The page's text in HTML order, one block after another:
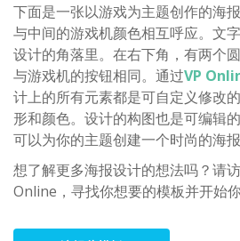
下面是一张以游戏为主题创作的海
与中间的游戏机颜色相互呼应。文
设计的角落里。在右下角，有两个
与游戏机的按钮相同。通过VP
计上的所有元素都是可自定义修改
形和颜色。设计的构图也是可编辑
可以为你的主题创建一个时尚的海报
想了解更多海报设计的想法吗？请
Online，寻找你想要的模板并开始